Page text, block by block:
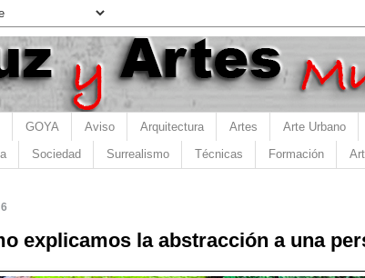
GOYA Aviso Arquitectura Artes Arte Urbano
Sociedad Surrealismo Técnicas Formación
explicamos la abstracción a una